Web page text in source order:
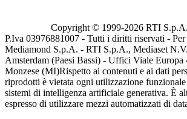
Copyright © 1999-2026 RTI
P.Iva 03976881007 - Tutti i diritti riservati -
Mediamond S.p.A. - RTI S.p.A., Mediaset
Amsterdam (Paesi Bassi) - Uffici Viale
Monzese (MI)Rispetto ai contenuti e ai dati
riprodotti è vietata ogni utilizzazione funzionale
sistemi di intelligenza artificiale generativa. È
espresso di utilizzare mezzi automatizzati di